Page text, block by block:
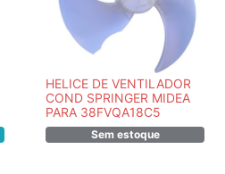
HELICE DE VENTILADOR
COND SPRINGER MIDEA
PARA 38FVQA18C5
Sem estoque